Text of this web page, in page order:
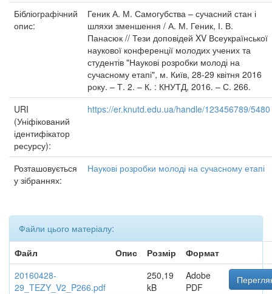
Бібліографічний
опис:
Геник А. М. Самогубства – сучасний стан і
шляхи зменшення / А. М. Геник, І. В.
Панасюк // Тези доповідей XV Всеукраїнської
наукової конференції молодих учених та
студентів "Наукові розробки молоді на
сучасному етапі", м. Київ, 28-29 квітня 2016
року. – Т. 2. – К. : КНУТД, 2016. – С. 266.
URI
(Уніфікований
ідентифікатор
ресурсу):
https://er.knutd.edu.ua/handle/123456789/5480
Розташовується
у зібраннях:
Наукові розробки молоді на сучасному етапі
Файли цього матеріалу:
Файл
Опис Розмір
Формат
20160428-
29_TEZY_V2_P266.pdf
250,19
kB
Adobe
PDF